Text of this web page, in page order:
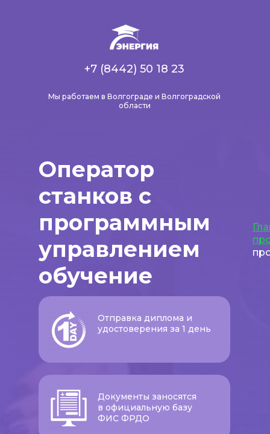
Мы работаем в Волгограде и Волгоградской
области
+7 (8442) 50 18 23
Оператор
станков с
программным
управлением
обучение
Отправка диплома и
удостоверения за 1 день
Документы заносятся
в официальную базу
ФИС ФРДО